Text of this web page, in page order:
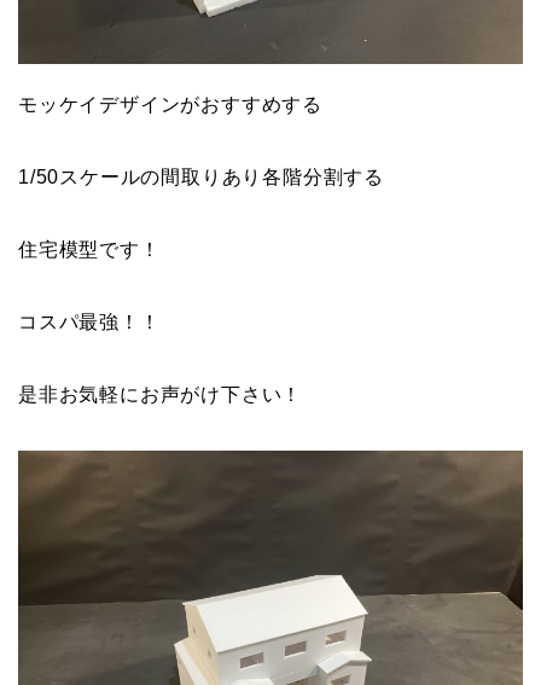
モッケイデザインがおすすめする
1/50スケールの間取りあり各階分割する
住宅模型です！
コスパ最強！！
是非お気軽にお声がけ下さい！